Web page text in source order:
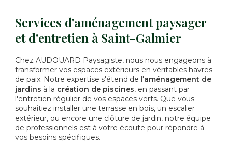
Services d'aménagement paysager
et d'entretien à Saint-Galmier
Chez AUDOUARD Paysagiste, nous nous engageons à
transformer vos espaces extérieurs en véritables havres
de paix. Notre expertise s'étend de l'aménagement de
jardins à la création de piscines, en passant par
l'entretien régulier de vos espaces verts. Que vous
souhaitiez installer une terrasse en bois, un escalier
extérieur, ou encore une clôture de jardin, notre équipe
de professionnels est à votre écoute pour répondre à
vos besoins spécifiques.